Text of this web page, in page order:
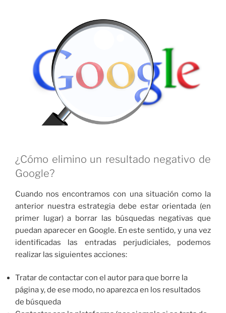
¿Cómo elimino un resultado negativo de
Google?
Cuando nos encontramos con una situación como la
anterior nuestra estrategia debe estar orientada (en
primer lugar) a borrar las búsquedas negativas que
puedan aparecer en Google. En este sentido, y una vez
identificadas las entradas perjudiciales, podemos
realizar las siguientes acciones:
Tratar de contactar con el autor para que borre la
página y, de ese modo, no aparezca en los resultados
de búsqueda